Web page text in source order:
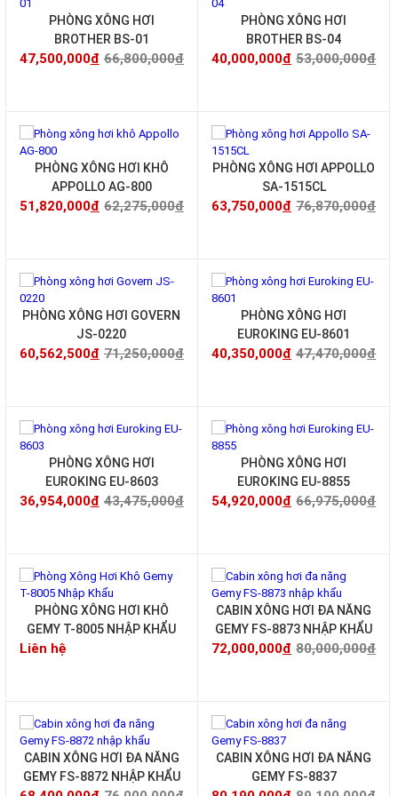
PHÒNG XÔNG HƠI
BROTHER BS-01
47,500,000đ 66,800,000đ
PHÒNG XÔNG HƠI
BROTHER BS-04
40,000,000đ 53,000,000đ
-17%
PHÒNG XÔNG HƠI KHÔ
APPOLLO AG-800
51,820,000đ 62,275,000đ
-17%
PHÒNG XÔNG HƠI APPOLLO
SA-1515CL
63,750,000đ 76,870,000đ
-15%
PHÒNG XÔNG HƠI GOVERN
JS-0220
60,562,500đ 71,250,000đ
-15%
PHÒNG XÔNG HƠI
EUROKING EU-8601
40,350,000đ 47,470,000đ
-15%
PHÒNG XÔNG HƠI
EUROKING EU-8603
36,954,000đ 43,475,000đ
-18%
PHÒNG XÔNG HƠI
EUROKING EU-8855
54,920,000đ 66,975,000đ
PHÒNG XÔNG HƠI KHÔ
GEMY T-8005 NHẬP KHẨU
Liên hệ
CABIN XÔNG HƠI ĐA NĂNG
GEMY FS-8873 NHẬP KHẨU
72,000,000đ 80,000,000đ
CABIN XÔNG HƠI ĐA NĂNG
GEMY FS-8872 NHẬP KHẨU
CABIN XÔNG HƠI ĐA NĂNG
GEMY FS-8837